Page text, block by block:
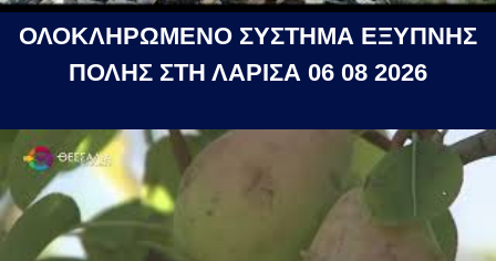
ΟΛΟΚΛΗΡΩΜΕΝΟ ΣΥΣΤΗΜΑ ΕΞΥΠΝΗΣ
ΠΟΛΗΣ ΣΤΗ ΛΑΡΙΣΑ 06 08 2026